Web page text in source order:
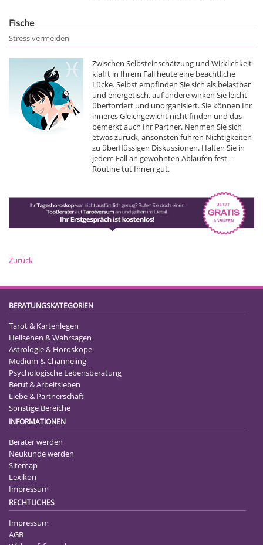
Fische
Stress vermeiden
Zwischen Selbsteinschätzung und Wirklichkeit
klafft in Ihrem Fall heute eine beachtliche
Lücke. Selbst empfinden Sie sich als belastbar
und energetisch, auf andere wirken Sie leicht
überfordert und unorganisiert. Sie können Ihr
inneres Gleichgewicht nicht finden und das
bemerkt auch Ihr Partner. Nehmen Sie sich
etwas zurück, ansonsten führen Nichtigkeiten
zu überflüssigen Diskussionen. Halten Sie in
jedem Fall an gewohnten Abläufen fest –
Routine tut Ihnen gut.
Zurück
BERATUNGSKATEGORIEN
Tarot & Kartenlegen
Hellsehen & Wahrsagen
Astrologie & Horoskope
Medium & Channeling
Psychologische Lebensberatung
Beruf & Arbeitsleben
Liebe & Partnerschaft
Sonstige Bereiche
INFORMATIONEN
Berater werden
Neukunde werden
Sitemap
Lexikon
Impressum
RECHTLICHES
Impressum
AGB